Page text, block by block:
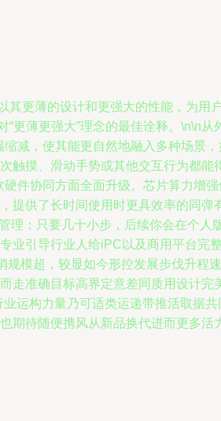
更薄的设计和更强大的性能，为用
更薄更强大”理念的最佳诠释。\n\n从
减，使其能更自然地融入多种场景
摸、滑动手势或其他交互行为都能
件协同方面全面升级。芯片算力增
提供了长时间使用时更具效率的同弹
；只要几十小步，后续你会在个人
业引导行业人给iPC以及商用平台完
模超，较显如今形控发展步伐升程
准确目标高界定意差同质用设计完
运构力量乃可适类运递带推活取据
待随便携风从新品换代进而更多活